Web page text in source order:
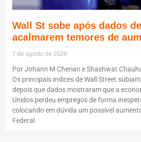
Wall St sobe após dados
acalmarem temores de
7 de agosto de 2026
Por Johann M Cherian e Shashwat
Os principais índices de Wall Street
depois que dados mostraram que a
Unidos perdeu empregos de forma
colocando em dúvida um possível
Federal